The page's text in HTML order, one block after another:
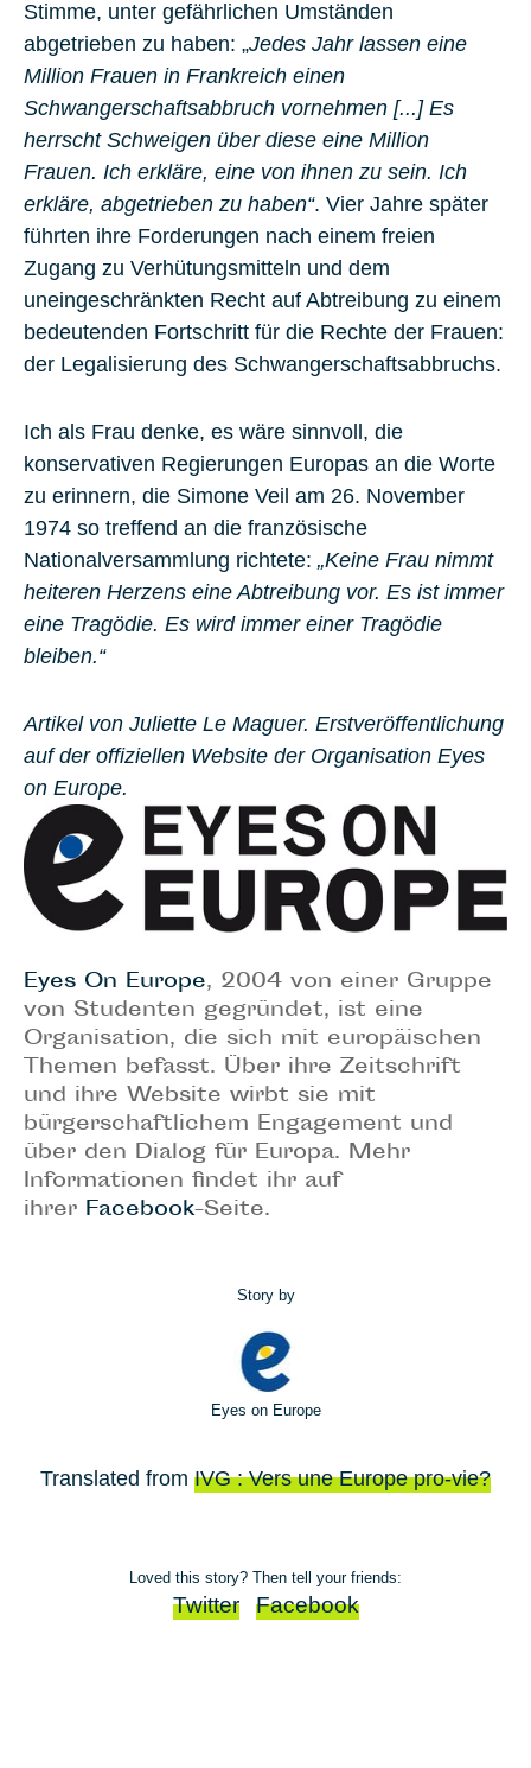
Stimme, unter gefährlichen Umständen
abgetrieben zu haben: „Jedes Jahr lassen eine
Million Frauen in Frankreich einen
Schwangerschaftsabbruch vornehmen [...]Es
herrscht Schweigen über diese eine Million
Frauen. Ich erkläre, eine von ihnen zu sein. Ich
erkläre, abgetrieben zu haben“. Vier Jahre später
führten ihre Forderungen nach einem freien
Zugang zu Verhütungsmitteln und dem
uneingeschränkten Recht auf Abtreibung zu einem
bedeutenden Fortschritt für die Rechte der Frauen:
der Legalisierung des Schwangerschaftsabbruchs.
Ich als Frau denke, es wäre sinnvoll, die
konservativen Regierungen Europas an die Worte
zu erinnern, die Simone Veil am 26. November
1974 so treffend an die französische
Nationalversammlung richtete: „Keine Frau nimmt
heiteren Herzens eine Abtreibung vor. Es ist immer
eine Tragödie. Es wird immer einer Tragödie
bleiben.“
Artikel von Juliette Le Maguer. Erstveröffentlichung
auf der offiziellen Website der Organisation Eyes
on Europe.
Eyes On Europe, 2004 von einer Gruppe
von Studenten gegründet, ist eine
Organisation, die sich mit europäischen
Themen befasst. Über ihre Zeitschrift
und ihre Website wirbt sie mit
bürgerschaftlichem Engagement und
über den Dialog für Europa. Mehr
Informationen findet ihr auf
ihrer Facebook-Seite.
Story by
Eyes on Europe
Translated from IVG : Vers une Europe pro-vie?
Loved this story? Then tell your friends:
Twitter Facebook